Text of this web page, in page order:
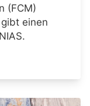
(FCM)
einen